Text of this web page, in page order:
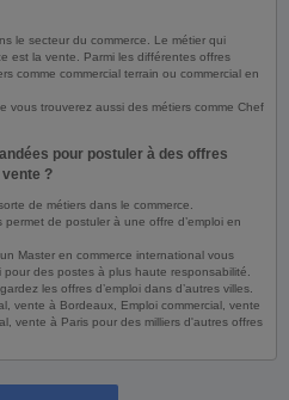
le secteur du commerce. Le métier qui
est la vente. Parmi les différentes offres
comme commercial terrain ou commercial en
vous trouverez aussi des métiers comme Chef
pour postuler à des offres
?
de métiers dans le commerce.
de postuler à une offre d’emploi en
Master en commerce international vous
des postes à plus haute responsabilité.
les offres d’emploi dans d’autres villes.
vente à Bordeaux, Emploi commercial, vente
vente à Paris pour des milliers d'autres offres